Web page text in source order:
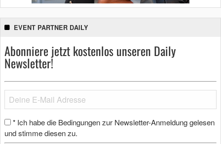
EVENT PARTNER DAILY
Abonniere jetzt kostenlos unseren Daily
Newsletter!
* Ich habe die Bedingungen zur Newsletter-Anmeldung gelesen
und stimme diesen zu.